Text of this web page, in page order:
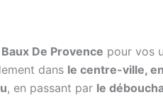
De Provence pour vos
dans le centre-ville,
, en passant par le